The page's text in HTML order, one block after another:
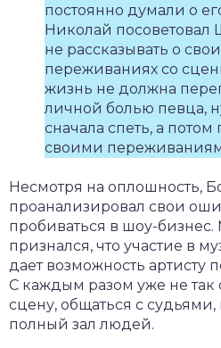
постоянно думали о
Николай посоветовал
не рассказывать о
переживаниях со
жизнь не должна
личной болью певца,
сначала спеть, а потом
своими
Несмотря на оплошность,
проанализировал свои
пробиваться в шоу-
признался, что участие в
дает возможность артисту
С каждым разом уже не так
сцену, общаться с
полный зал людей.